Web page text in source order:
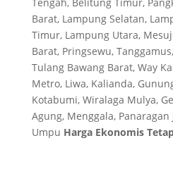
Barat, Lampung Selatan,
Timur, Lampung Utara,
Barat, Pringsewu,
Tulang Bawang Barat, Way
Metro, Liwa, Kalianda,
Kotabumi, Wiralaga Mulya,
Agung, Menggala, Panaragan
Umpu Harga Ekonomis